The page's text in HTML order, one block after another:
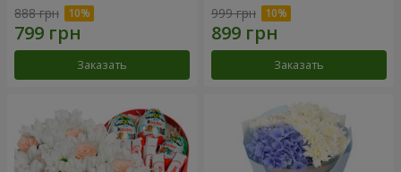
888 грн
Заказать
999 грн
Заказать